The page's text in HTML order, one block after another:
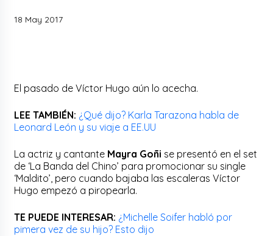
18 May 2017
El pasado de Víctor Hugo aún lo acecha.
LEE TAMBIÉN: ¿Qué dijo? Karla Tarazona habla de
Leonard León y su viaje a EE.UU
La actriz y cantante Mayra Goñi se presentó en el set
de ‘La Banda del Chino’ para promocionar su single
‘Maldito’, pero cuando bajaba las escaleras Víctor
Hugo empezó a piropearla.
TE PUEDE INTERESAR: ¿Michelle Soifer habló por
pimera vez de su hijo? Esto dijo